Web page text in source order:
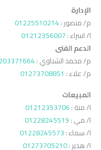
الإدارة
م/ منصور :01225510214
ا/ اسراء :01212356007
الدعم الفنى
م/ محمد الشناوي :
م/ علاء : 01273708851
المبيعات
ا/ منة :01212353706
ا/ مي :01228245519
ا/ سماء :01228245573
ا/ هدير :01273705210